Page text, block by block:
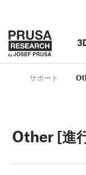
サポート
Other [進